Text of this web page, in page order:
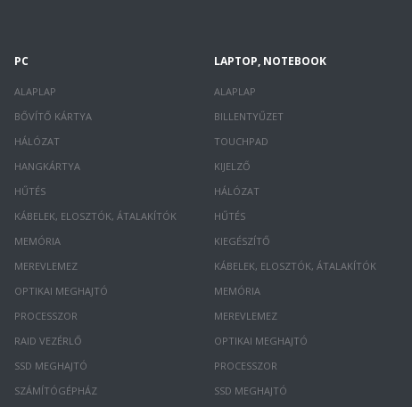
PC
ALAPLAP
BŐVÍTŐ KÁRTYA
HÁLÓZAT
HANGKÁRTYA
HŰTÉS
KÁBELEK, ELOSZTÓK, ÁTALAKÍTÓK
MEMÓRIA
MEREVLEMEZ
OPTIKAI MEGHAJTÓ
PROCESSZOR
RAID VEZÉRLŐ
SSD MEGHAJTÓ
SZÁMÍTÓGÉPHÁZ
LAPTOP, NOTEBOOK
ALAPLAP
BILLENTYŰZET
TOUCHPAD
KIJELZŐ
HÁLÓZAT
HŰTÉS
KIEGÉSZÍTŐ
KÁBELEK, ELOSZTÓK, ÁTALAKÍTÓK
MEMÓRIA
MEREVLEMEZ
OPTIKAI MEGHAJTÓ
PROCESSZOR
SSD MEGHAJTÓ